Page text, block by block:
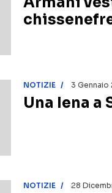
NOTIZIE 3 Gennaio
Una Iena a
NOTIZIE 28